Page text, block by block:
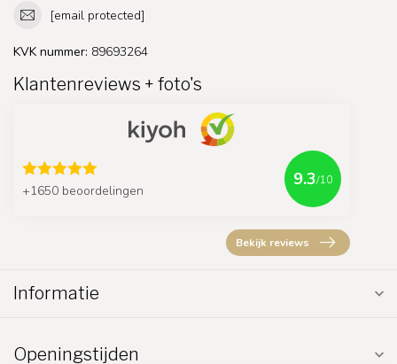
[email protected]
KVK nummer: 89693264
Klantenreviews + foto's
+1650 beoordelingen
9.3/10
Bekijk reviews
Informatie
Openingstijden